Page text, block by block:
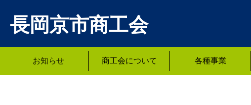
長岡京市商工会
お知らせ 商工会について 各種事業